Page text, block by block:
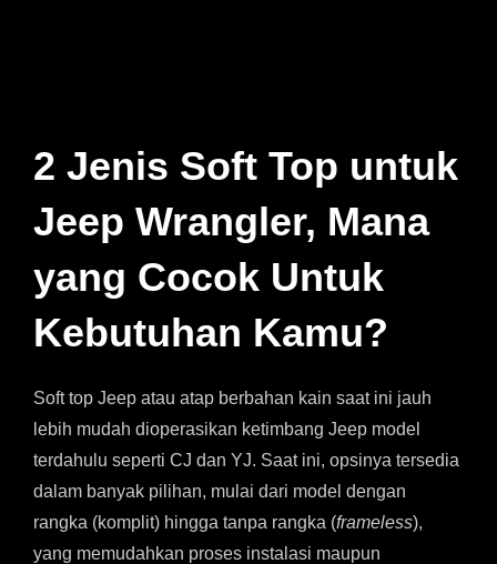
2 Jenis Soft Top untuk
Jeep Wrangler, Mana
yang Cocok Untuk
Kebutuhan Kamu?
Soft top Jeep atau atap berbahan kain saat ini jauh
lebih mudah dioperasikan ketimbang Jeep model
terdahulu seperti CJ dan YJ. Saat ini, opsinya tersedia
dalam banyak pilihan, mulai dari model dengan
rangka (komplit) hingga tanpa rangka (frameless),
yang memudahkan proses instalasi maupun